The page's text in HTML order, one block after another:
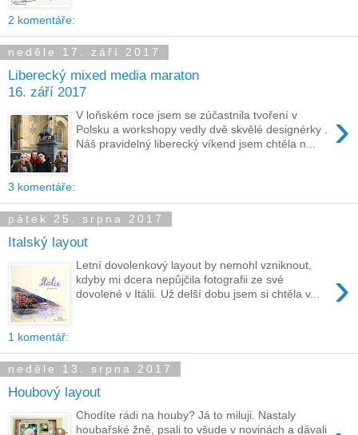
2 komentáře:
neděle 17. září 2017
Liberecký mixed media maraton
16. září 2017
›
V loňském roce jsem se zúčastnila tvoření v
Polsku a workshopy vedly dvě skvělé designérky .
Náš pravidelný liberecký víkend jsem chtěla n...
3 komentáře:
pátek 25. srpna 2017
Italský layout
›
Letní dovolenkový layout by nemohl vzniknout,
kdyby mi dcera nepůjčila fotografii ze své
dovolené v Itálii. Už delší dobu jsem si chtěla v...
1 komentář:
neděle 13. srpna 2017
Houbový layout
Chodíte rádi na houby? Já to miluji. Nastaly
houbařské žně, psali to všude v novinách a dávali